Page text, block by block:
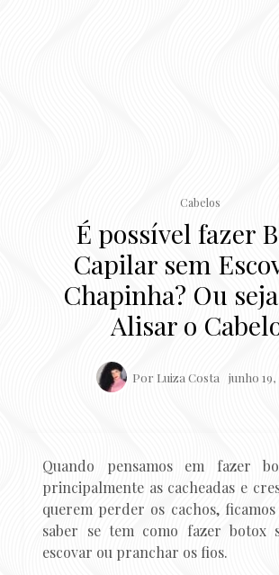
Cabelos
É possível fazer
Capilar sem
Chapinha? Ou
Alisar o
Por Luiza Costa junho 19,
Quando pensamos em fazer
principalmente as cacheadas e
querem perder os cachos,
saber se tem como fazer botox
escovar ou pranchar os fios.